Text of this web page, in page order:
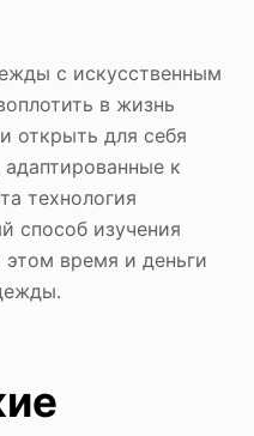
с искусственным
в жизнь
открыть для себя
к
технология
способ изучения
время и деньги